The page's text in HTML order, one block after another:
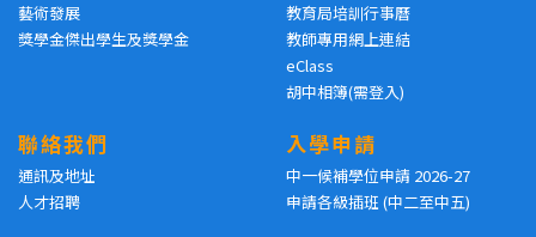
藝術發展
獎學金傑出學生及獎學金
教育局培訓行事曆
教師專用網上連結
eClass
胡中相簿(需登入)
聯絡我們
通訊及地址
人才招聘
入學申請
中一候補學位申請 2026-27
申請各級插班 (中二至中五)